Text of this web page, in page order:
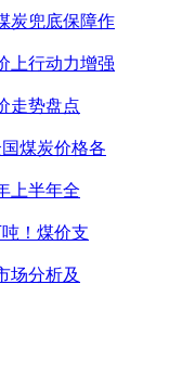
炭兜底保障作
上行动力增强
走势盘点
煤炭价格各
上半年全
！煤价支
场分析及